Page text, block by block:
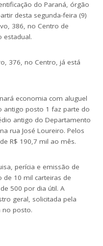
do Paraná, órgão
desta segunda-feira (9)
386, no Centro de
estadual.
376, no Centro, já está
economia com aluguel
antigo posto 1 faz parte do
antigo do Departamento
rua José Loureiro. Pelos
R$ 190,7 mil ao mês.
perícia e emissão de
de 10 mil carteiras de
500 por dia útil. A
geral, solicitada pela
no posto.